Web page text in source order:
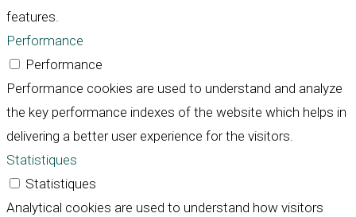
features.
Performance
Performance
Performance cookies are used to understand and analyze
the key performance indexes of the website which helps in
delivering a better user experience for the visitors.
Statistiques
Statistiques
Analytical cookies are used to understand how visitors